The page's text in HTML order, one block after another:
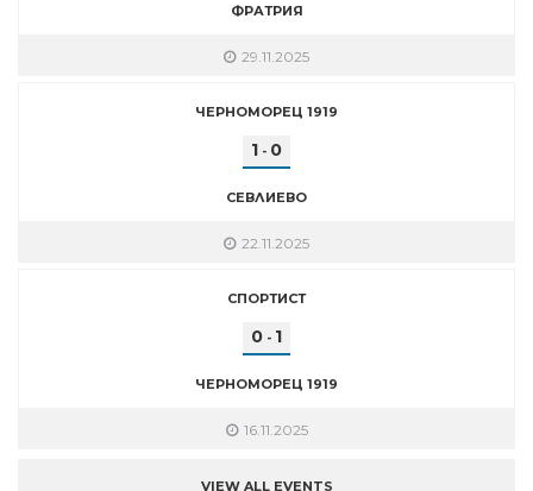
ФРАТРИЯ
29.11.2025
ЧЕРНОМОРЕЦ 1919
1 - 0
СЕВЛИЕВО
22.11.2025
СПОРТИСТ
0 - 1
ЧЕРНОМОРЕЦ 1919
16.11.2025
VIEW ALL EVENTS